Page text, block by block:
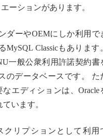
ーションがあります。
ダーやOEMにしか利用で
MySQL Classicもあります
一般公衆利用許諾契約書
のデータベースです。 た
エディションは、Oracle
います。
クリプションとして利用